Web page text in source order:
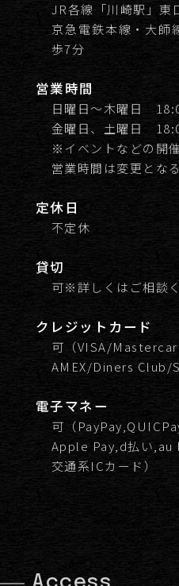
JR各線「川崎駅」東
京急電鉄本線・大師
歩7分
営業時間
日曜日～木曜日
金曜日、土曜日
※イベントなどの開
営業時間は変更とな
定休日
不定休
貸切
可※詳しくはご相談く
クレジット カード
可（VISA/
AMEX/Diners Club/
電子マネー
可（
Apple Pay,d払い,au
交通系ICカード）